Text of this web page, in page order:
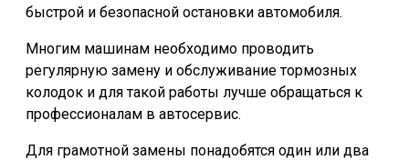
быстрой и безопасной остановки автомобиля.
Многим машинам необходимо проводить
регулярную замену и обслуживание тормозных
колодок и для такой работы лучше обращаться к
профессионалам в автосервис.
Для грамотной замены понадобятся один или два